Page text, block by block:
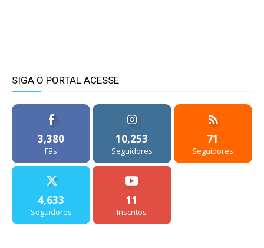
SIGA O PORTAL ACESSE
3,380
Fãs
10,253
Seguidores
71
Seguidores
4,633
Seguidores
11
Inscritos